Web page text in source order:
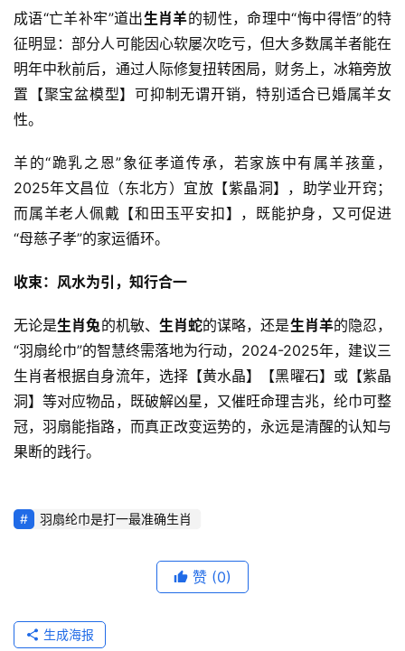
成语“亡羊补牢”道出生肖羊的韧性，命理中“悔中得悟”的特
征明显：部分人可能因心软屡次吃亏，但大多数属羊者能在
明年中秋前后，通过人际修复扭转困局，财务上，冰箱旁放
置【聚宝盆模型】可抑制无谓开销，特别适合已婚属羊女
性。
羊的“跪乳之恩”象征孝道传承，若家族中有属羊孩童，
2025年文昌位（东北方）宜放【紫晶洞】，助学业开窍；
而属羊老人佩戴【和田玉平安扣】，既能护身，又可促进
“母慈子孝”的家运循环。
收束：风水为引，知行合一
无论是生肖兔的机敏、 生肖蛇的谋略，还是生肖羊的隐忍，
“羽扇纶巾”的智慧终需落地为行动，2024-2025年，建议三
生肖者根据自身流年，选择【黄水晶】【黑曜石】或【紫晶
洞】等对应物品，既破解凶星，又催旺命理吉兆，纶巾可整
冠，羽扇能指路，而真正改变运势的，永远是清醒的认知与
果断的践行。
羽扇纶巾是打一最准确生肖
赞 (0)
生成海报